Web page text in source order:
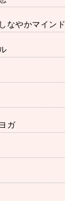
なやかマインド
ガ